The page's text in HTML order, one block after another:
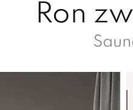
Ron